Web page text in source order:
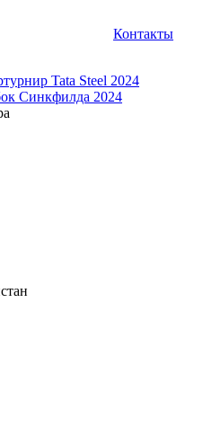
Контакты
Tata Steel 2024
Синкфилда 2024